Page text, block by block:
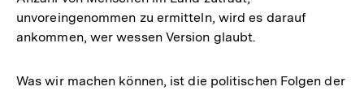
unvoreingenommen zu ermitteln, wird es darauf
ankommen, wer wessen Version glaubt.
Was wir machen können, ist die politischen Folgen der